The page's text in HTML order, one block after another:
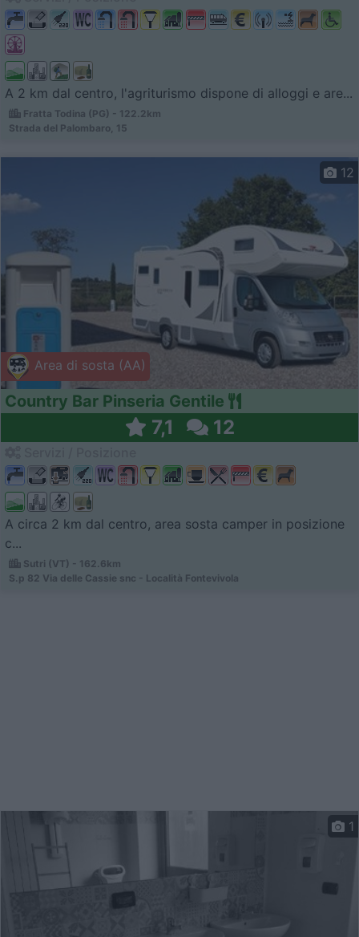
A 2 km dal centro, l'agriturismo dispone di alloggi e are...
Fratta Todina (PG) - 122.2km
Strada del Palombaro, 15
Area di sosta (AA)
12
Country Bar Pinseria Gentile
7,1 12
A circa 2 km dal centro, area sosta camper in posizione
c...
Sutri (VT) - 162.6km
S.p 82 Via delle Cassie snc - Località Fontevivola
1